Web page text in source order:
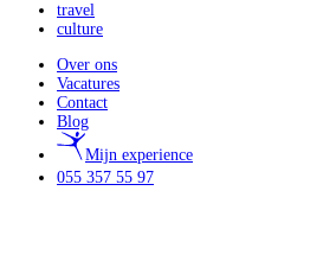
travel
culture
Over ons
Vacatures
Contact
Blog
Mijn experience
055 357 55 97